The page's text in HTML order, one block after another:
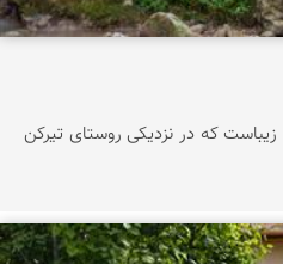
که در نزدیکی روستای تیرکن